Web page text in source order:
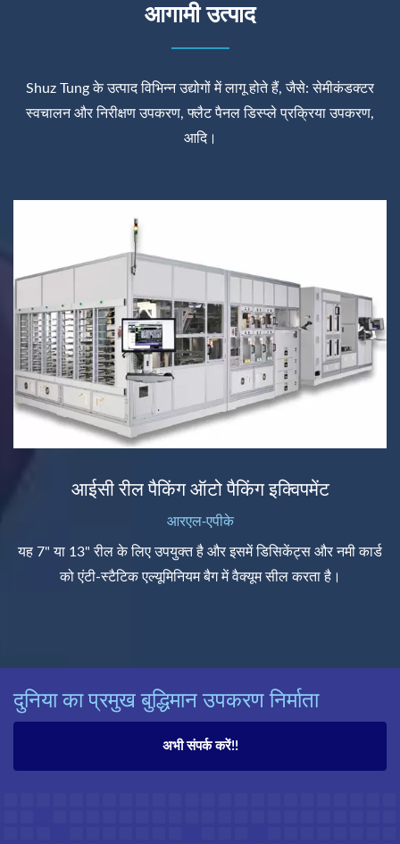
आगामी उत्पाद
Shuz Tung के उत्पाद विभिन्न उद्योगों में लागू होते हैं, जैसे: सेमीकंडक्टर
स्वचालन और निरीक्षण उपकरण, फ्लैट पैनल डिस्प्ले प्रक्रिया उपकरण,
आदि।
आईसी रील पैकिंग ऑटो पैकिंग इक्विपमेंट
आरएल-एपीके
यह 7" या 13" रील के लिए उपयुक्त है और इसमें डिसिकेंट्स और नमी कार्ड
को एंटी-स्टैटिक एल्यूमिनियम बैग में वैक्यूम सील करता है।
दुनिया का प्रमुख बुद्धिमान उपकरण निर्माता
अभी संपर्क करें!!